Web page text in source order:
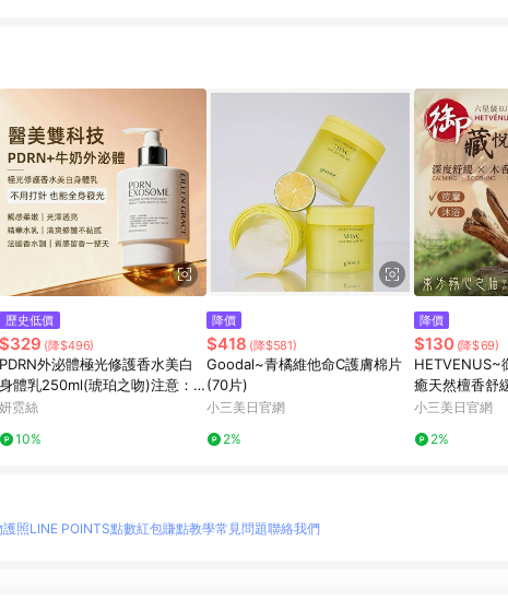
歷史低價
$329 (降$496)
PDRN外泌體極光修護香水美白
身體乳250ml(琥珀之吻)注意：
買1送1組合請點選1入規格中之
妍霓絲
10%
降價
$418 (降$581)
Goodal~青橘維他命C護膚棉片
(70片)
小三美日官網
2%
降價
$130 (降$69)
HETVENUS~
癒天然檀香舒
台灣製造
小三美日官網
2%
護照LINE POINTS點數紅包賺點教學常見問題聯絡我們